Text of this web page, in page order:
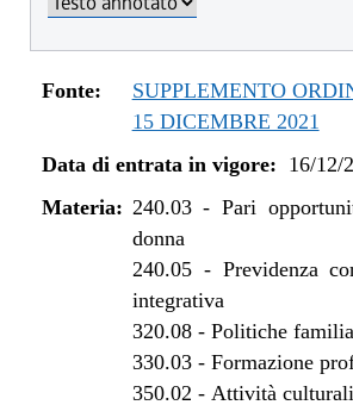
dal 01/01/2023 al 06/03/2023
dal 10/11/2022 al 31/12/2022
dal 09/08/2022 al 09/11/2022
dal 14/06/2022 al 08/08/2022
Fonte:
SUPPLEMENTO
15 DICEMBRE 2021
Data di entrata in vigore: 16/12/
Materia: 240.03-Pari
donna
240.05- Previdenza
integrativa
320.08- Politiche
330.03- Formazione
350.02 - Attività culturali